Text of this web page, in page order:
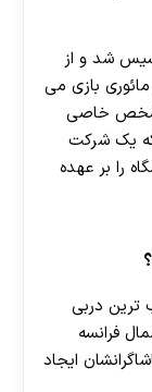
تاریخ ۲۳ دسامبر ۱۹۴۴ تاسیس شد و از
۱۸۱۸۵ نفری پیر مائوری بازی می
شخص خاصی
یک شرکت
را بر عهده
ترین دربی
فرانسه
ایجاد